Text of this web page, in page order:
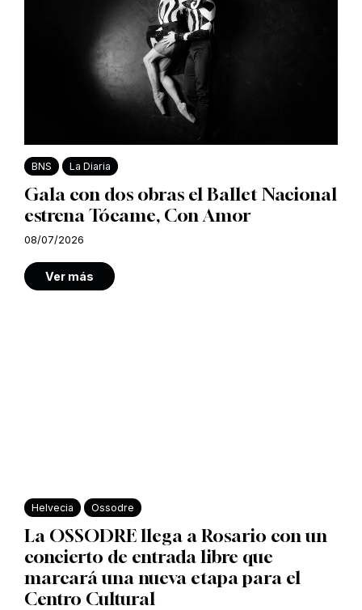
BNS La Diaria
Gala con dos obras el Ballet Nacional
estrena Tócame, Con Amor
08/07/2026
Ver más
Helvecia Ossodre
La OSSODRE llega a Rosario con un
concierto de entrada libre que
marcará una nueva etapa para el
Centro Cultural